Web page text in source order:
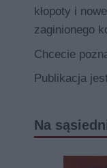
kłopoty i
zaginionego
Chcecie
Publikacja
Na